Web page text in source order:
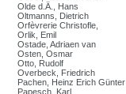
Olde d.Ä., Hans
Oltmanns, Dietrich
Orfèvrerie Christofle,
Orlik, Emil
Ostade, Adriaen van
Osten, Osmar
Otto, Rudolf
Overbeck, Friedrich
Pachen, Heinz Erich Günter
Papesch, Karl